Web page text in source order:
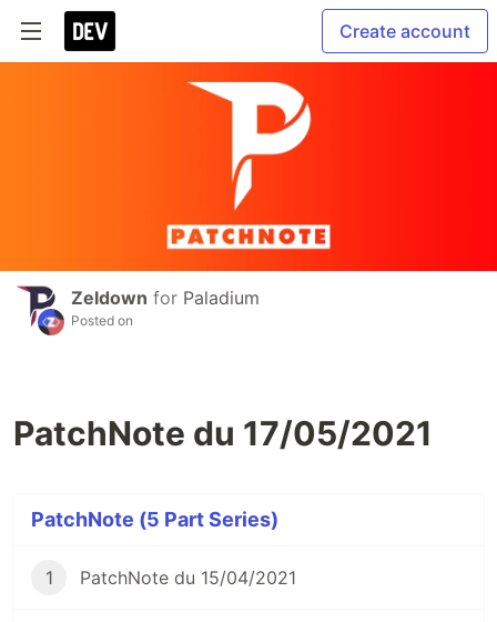
Create account
Zeldown for Paladium
Posted on
PatchNote du 17/05/2021
PatchNote (5 Part Series)
1 PatchNote du 15/04/2021